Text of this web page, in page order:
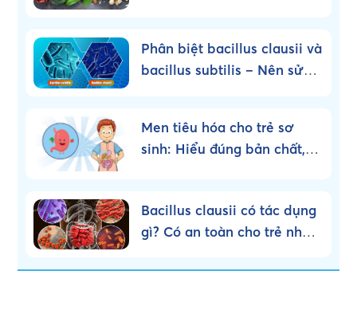
Phân biệt bacillus clausii và
bacillus subtilis – Nên sử
Men tiêu hóa cho trẻ sơ
sinh: Hiểu đúng bản chất,
Bacillus clausii có tác dụng
gì? Có an toàn cho trẻ nhỏ